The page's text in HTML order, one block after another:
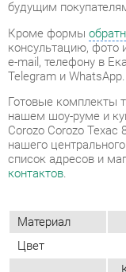
Готовые комплекты
нашем шоу-руме и
Corozo Corozo Техас
нашего
список адресов и
контактов.
Материал
Цвет
ОТЗЫВЫ
Пока нет отзывов,